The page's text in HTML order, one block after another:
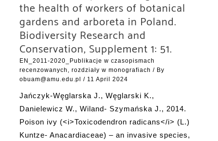
damy
–
rezydenci
historycznej
alei
lilaków
the health of workers of botanical
gardens and arboreta in Poland.
Biodiversity Research and
Conservation, Supplement 1: 51.
EN_2011-2020_Publikacje w czasopismach
recenzowanych, rozdziały w monografiach / By
obuam@amu.edu.pl
/ 11 April 2024
Jańczyk-Węglarska J., Węglarski K.,
Danielewicz W., Wiland- Szymańska J., 2014.
Poison ivy (<i>Toxicodendron radicans</i> (L.)
Kuntze- Anacardiaceae) – an invasive species,